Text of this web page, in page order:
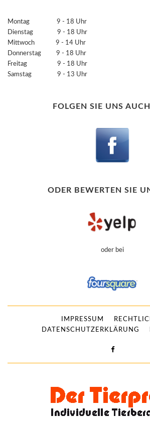
Montag 9 - 18 Uhr
Dienstag 9 - 18 Uhr
Mittwoch 9 - 14 Uhr
Donnerstag 9 - 18 Uhr
Freitag 9 - 18 Uhr
Samstag 9 - 13 Uhr
FOLGEN SIE UNS
ODER BEWERTEN SIE
oder bei
IMPRESSUM
DATENSCHUTZERKLÄRUNG